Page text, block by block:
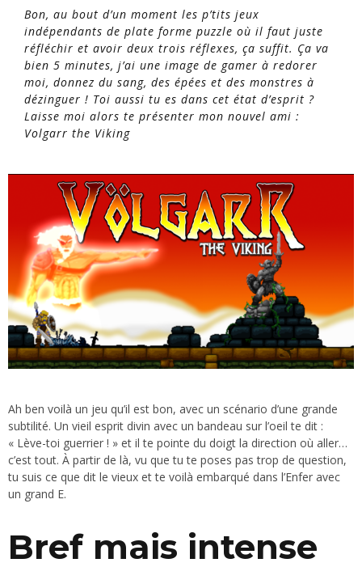
Bon, au bout d’un moment les p’tits jeux
indépendants de plate forme puzzle où il faut juste
réfléchir et avoir deux trois réflexes, ça suffit. Ça va
bien 5 minutes, j’ai une image de gamer à redorer
moi, donnez du sang, des épées et des monstres à
dézinguer ! Toi aussi tu es dans cet état d’esprit ?
Laisse moi alors te présenter mon nouvel ami :
Volgarr the Viking
Ah ben voilà un jeu qu’il est bon, avec un scénario d’une grande
subtilité. Un vieil esprit divin avec un bandeau sur l’oeil te dit :
« Lève-toi guerrier ! » et il te pointe du doigt la direction où aller…
c’est tout. À partir de là, vu que tu te poses pas trop de question,
tu suis ce que dit le vieux et te voilà embarqué dans l’Enfer avec
un grand E.
Bref mais intense